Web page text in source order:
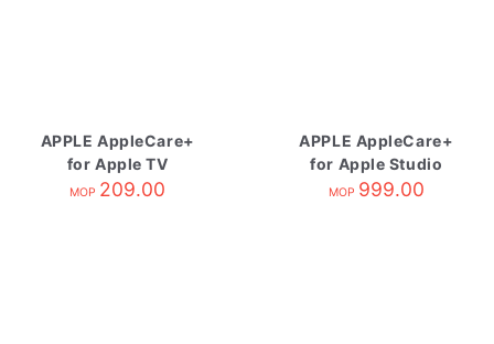
APPLE AppleCare+
for Apple TV
MOP 209.00
APPLE AppleCare+
for Apple Studio
Display
MOP 999.00